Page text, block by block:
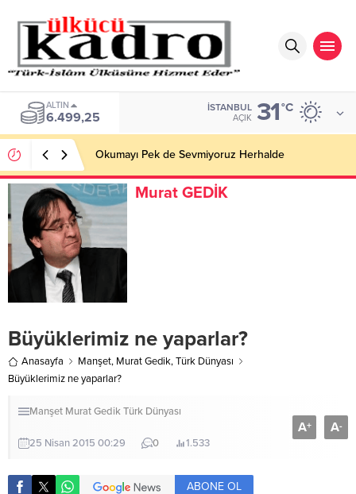
ALTIN
6.499,25
İSTANBUL
AÇIK 31°C
Okumayı Pek de Sevmiyoruz Herhalde
Murat GEDİK
Büyüklerimiz ne yaparlar?
Anasayfa Manşet, Murat Gedik,Türk Dünyası
Büyüklerimiz ne yaparlar?
Manşet Murat GedikTürk Dünyası
25 Nisan 2015 00:29 0 1.533
A+ A-
ABONE OL